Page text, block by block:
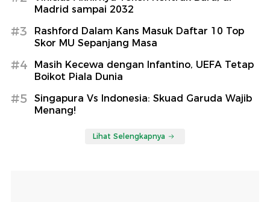
Madrid sampai 2032
#3
Rashford Dalam Kans Masuk Daftar 10 Top
Skor MU Sepanjang Masa
#4
Masih Kecewa dengan Infantino, UEFA Tetap
Boikot Piala Dunia
#5
Singapura Vs Indonesia: Skuad Garuda Wajib
Menang!
Lihat Selengkapnya